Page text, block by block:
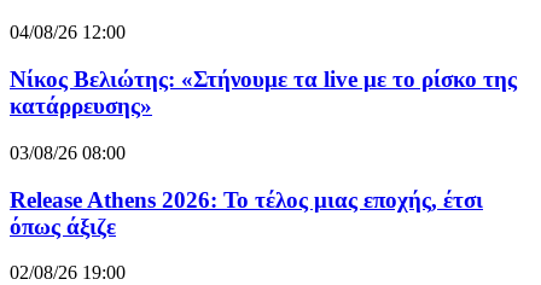
04/08/26 12:00
Νίκος Βελιώτης: «Στήνουμε τα live με το ρίσκο της
κατάρρευσης»
03/08/26 08:00
Release Athens 2026: Το τέλος μιας εποχής, έτσι
όπως άξιζε
02/08/26 19:00